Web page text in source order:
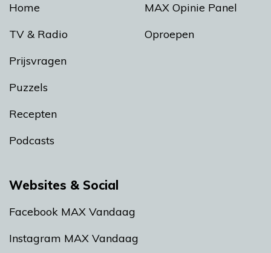
Home
TV & Radio
Prijsvragen
Puzzels
Recepten
Podcasts
MAX Opinie Panel
Oproepen
Websites & Social
Facebook MAX Vandaag
Instagram MAX Vandaag